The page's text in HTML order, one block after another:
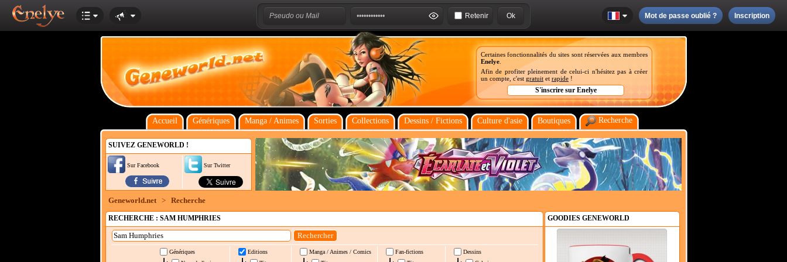
Retenir Mot de passe oublié ? Inscription
Certaines fonctionnalités du sites sont réservées aux membres
Enelye
Afin de profiter pleinement de celui-ci n'hésitez pas à créer
un compte, c'est gratuit et rapide !
Accueil Génériques Manga / Animes Sorties Collections Dessins / Fictions Culture d'asie Boutiques Recherche
SUIVEZ GENEWORLD !
Sur Facebook Sur Twitter
Geneworld.net > Recherche
RECHERCHE : SAM HUMPHRIES
Génériques
Editions
Manga / Animes / Comics
Fan-fictions
Dessins
GOODIES GENEWORLD